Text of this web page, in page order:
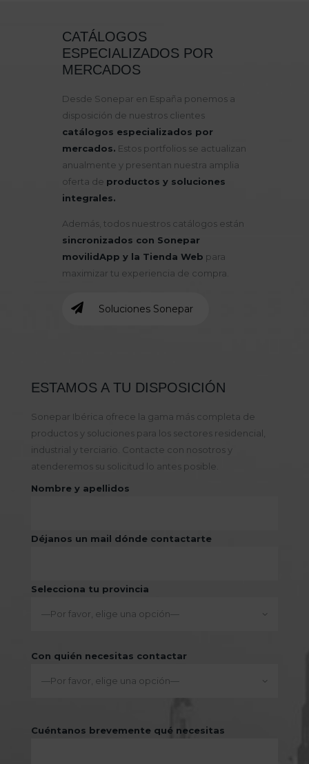
CATÁLOGOS
ESPECIALIZADOS POR
MERCADOS
Desde Sonepar en España ponemos a
disposición de nuestros clientes
catálogos especializados por
mercados. Estos portfolios se actualizan
anualmente y presentan nuestra amplia
oferta de productos y soluciones
integrales.
Además, todos nuestros catálogos están
sincronizados con Sonepar
movilidApp y la Tienda Web para
maximizar tu experiencia de compra.
Soluciones Sonepar
ESTAMOS A TU DISPOSICIÓN
Sonepar Ibérica ofrece la gama más completa de
productos y soluciones para los sectores residencial,
industrial y terciario. Contacte con nosotros y
atenderemos su solicitud lo antes posible.
Nombre y apellidos
Déjanos un mail dónde contactarte
Selecciona tu provincia
Con quién necesitas contactar
Cuéntanos brevemente qué necesitas